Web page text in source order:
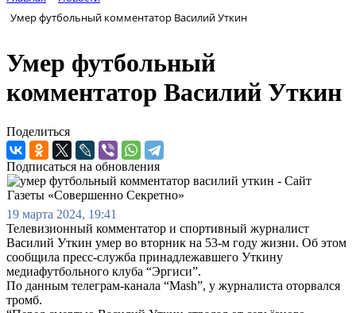
Умер футбольный комментатор Василий Уткин
Умер футбольный
комментатор Василий Уткин
Поделиться
Подписаться на обновления
19 марта 2024, 19:41
Телевизионный комментатор и спортивный журналист
Василий Уткин умер во вторник на 53-м году жизни. Об этом
сообщила пресс-служба принадлежавшего Уткину
медиафутбольного клуба “Эргиси”.
По данным телеграм-канала “Mash”, у журналиста оторвался
тромб.